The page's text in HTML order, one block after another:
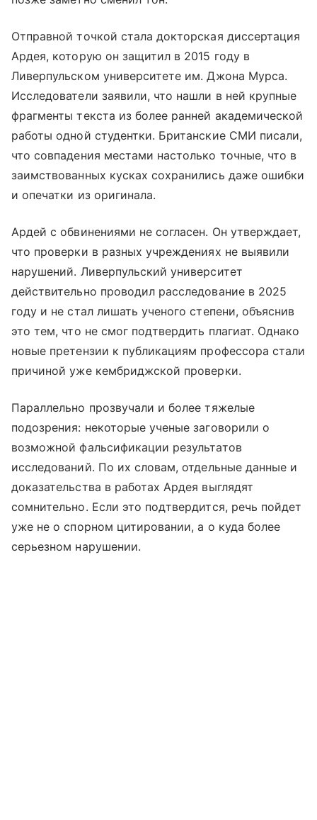
Отправной точкой стала докторская диссертация
Ардея, которую он защитил в 2015 году в
Ливерпульском университете им. Джона Мурса.
Исследователи заявили, что нашли в ней крупные
фрагменты текста из более ранней академической
работы одной студентки. Британские СМИ писали,
что совпадения местами настолько точные, что в
заимствованных кусках сохранились даже ошибки
и опечатки из оригинала.
Ардей с обвинениями не согласен. Он утверждает,
что проверки в разных учреждениях не выявили
нарушений. Ливерпульский университет
действительно проводил расследование в 2025
году и не стал лишать ученого степени, объяснив
это тем, что не смог подтвердить плагиат. Однако
новые претензии к публикациям профессора стали
причиной уже кембриджской проверки.
Параллельно прозвучали и более тяжелые
подозрения: некоторые ученые заговорили о
возможной фальсификации результатов
исследований. По их словам, отдельные данные и
доказательства в работах Ардея выглядят
сомнительно. Если это подтвердится, речь пойдет
уже не о спорном цитировании, а о куда более
серьезном нарушении.